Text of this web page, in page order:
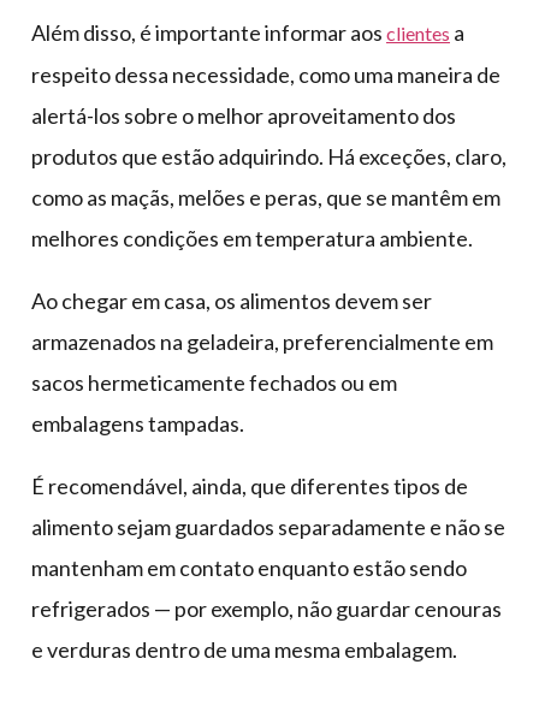
Além disso, é importante informar aos clientes a
respeito dessa necessidade, como uma maneira de
alertá-los sobre o melhor aproveitamento dos
produtos que estão adquirindo. Há exceções, claro,
como as maçãs, melões e peras, que se mantêm em
melhores condições em temperatura ambiente.
Ao chegar em casa, os alimentos devem ser
armazenados na geladeira, preferencialmente em
sacos hermeticamente fechados ou em
embalagens tampadas.
É recomendável, ainda, que diferentes tipos de
alimento sejam guardados separadamente e não se
mantenham em contato enquanto estão sendo
refrigerados — por exemplo, não guardar cenouras
e verduras dentro de uma mesma embalagem.